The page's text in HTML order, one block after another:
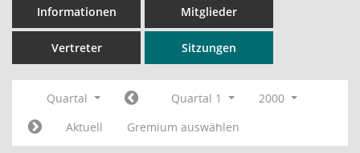
Informationen Mitglieder
Vertreter Sitzungen
Quartal Quartal 1
2000
Aktuell
Gremium auswählen